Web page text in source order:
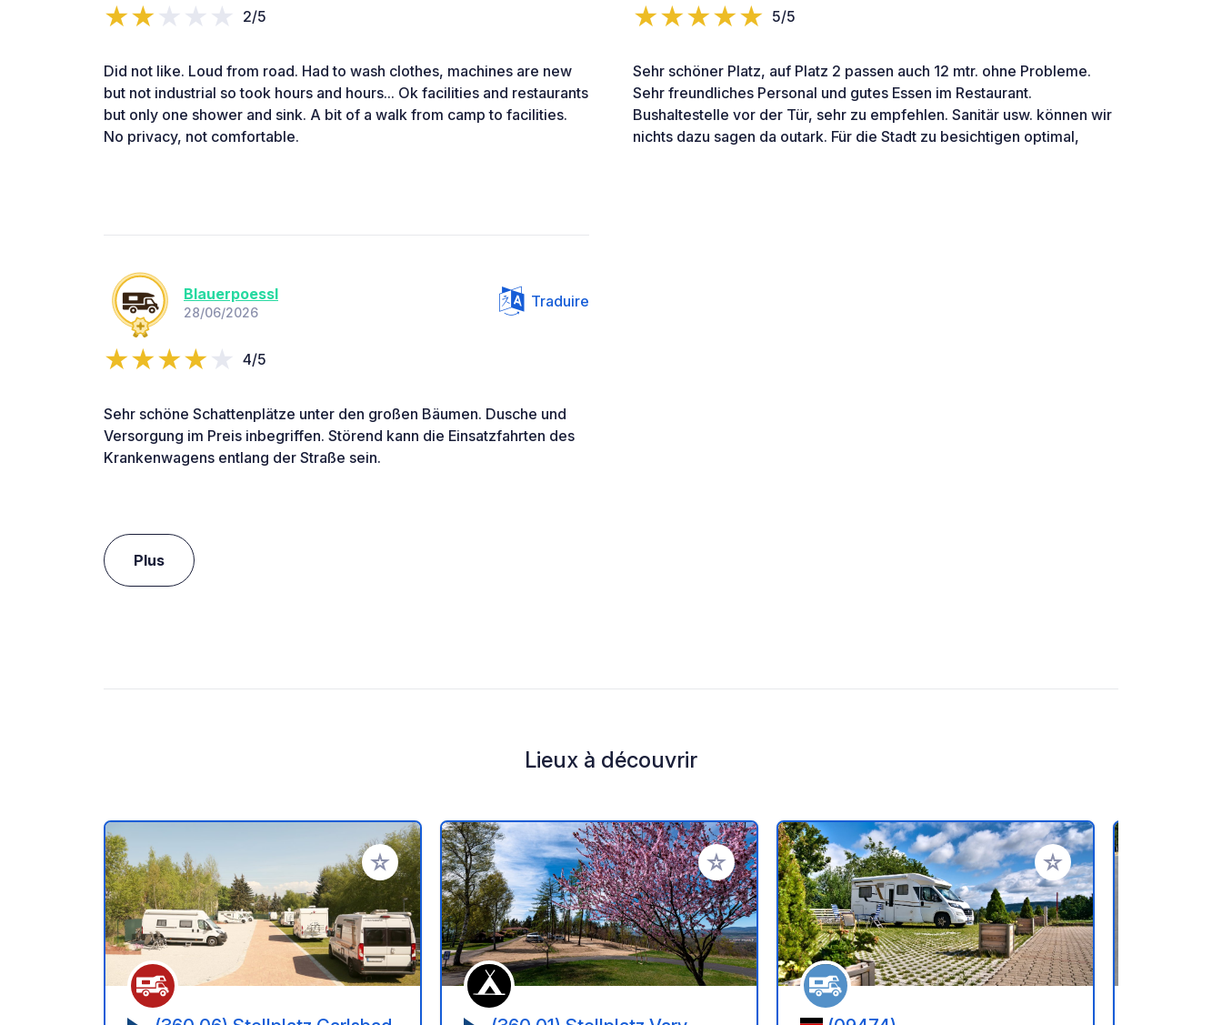
2/5
Did not like. Loud from road. Had to wash clothes, machines are new
but not industrial so took hours and hours... Ok facilities and restaurants
but only one shower and sink. A bit of a walk from camp to facilities.
No privacy, not comfortable.
5/5
Sehr schöner Platz, auf Platz 2 passen auch 12 mtr. ohne Probleme.
Sehr freundliches Personal und gutes Essen im Restaurant.
Bushaltestelle vor der Tür, sehr zu empfehlen. Sanitär usw. können wir
nichts dazu sagen da outark. Für die Stadt zu besichtigen optimal,
Blauerpoessl
28/06/2026
Traduire
4/5
Sehr schöne Schattenplätze unter den großen Bäumen. Dusche und
Versorgung im Preis inbegriffen. Störend kann die Einsatzfahrten des
Krankenwagens entlang der Straße sein.
Plus
Lieux à découvrir
Ajouter à vos favoris Ajouter à vos favoris Ajouter à vos favoris